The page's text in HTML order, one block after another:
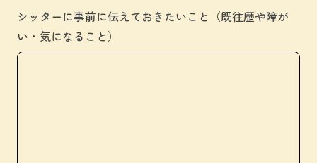
シッターに事前に伝えておきたいこと（既往歴や障が
い・気になること）